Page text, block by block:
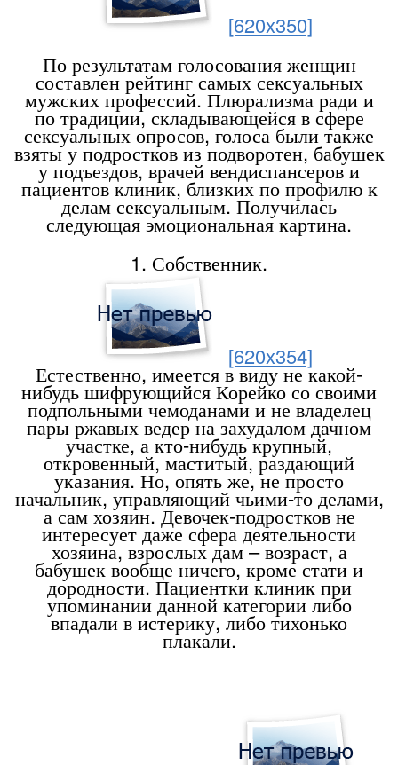
[620x350]
По результатам голосования женщин
составлен рейтинг самых сексуальных
мужских профессий. Плюрализма ради и
по традиции, складывающейся в сфере
сексуальных опросов, голоса были также
взяты у подростков из подворотен, бабушек
у подъездов, врачей вендиспансеров и
пациентов клиник, близких по профилю к
делам сексуальным. Получилась
следующая эмоциональная картина.
1. Собственник.
[620x354]
Естественно, имеется в виду не какой-
нибудь шифрующийся Корейко со своими
подпольными чемоданами и не владелец
пары ржавых ведер на захудалом дачном
участке, а кто-нибудь крупный,
откровенный, маститый, раздающий
указания. Но, опять же, не просто
начальник, управляющий чьими-то делами,
а сам хозяин. Девочек-подростков не
интересует даже сфера деятельности
хозяина, взрослых дам – возраст, а
бабушек вообще ничего, кроме стати и
дородности. Пациентки клиник при
упоминании данной категории либо
впадали в истерику, либо тихонько
плакали.